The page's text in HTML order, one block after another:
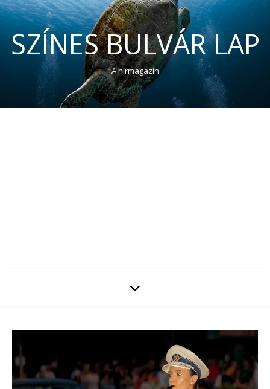
SZÍNES BULVÁR LAP
A hírmagazin